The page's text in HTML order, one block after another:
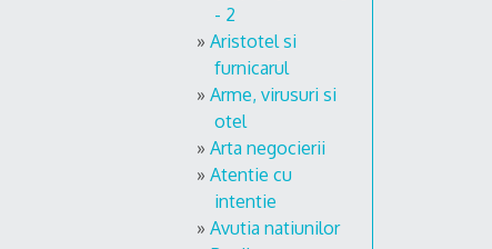
- 2
Aristotel si
furnicarul
Arme, virusuri si
otel
Arta negocierii
Atentie cu
intentie
Avutia natiunilor